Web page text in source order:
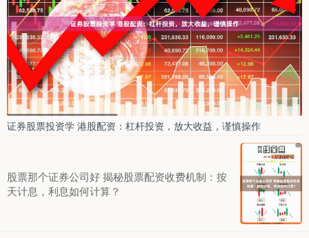
证券股票投资学 港股配资：杠杆投资，放大收益，谨慎操作
股票那个证券公司好 揭秘股票配资收费机制：按
天计息，利息如何计算？